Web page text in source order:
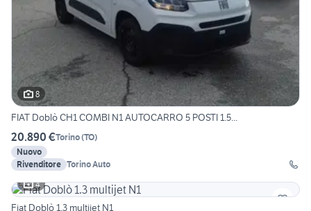
8
FIAT Doblò CH1 COMBI N1 AUTOCARRO 5 POSTI 1.5...
20.890 €Torino(TO)
Nuovo
Rivenditore Torino Auto
4
Fiat Doblò 1.3 multijet N1